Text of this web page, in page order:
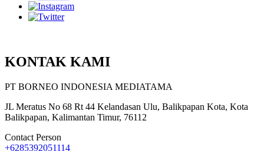
KONTAK KAMI
PT BORNEO INDONESIA MEDIATAMA
JL Meratus No 68 Rt 44 Kelandasan Ulu, Balikpapan Kota, Kota
Balikpapan, Kalimantan Timur, 76112
Contact Person
+6285392051114